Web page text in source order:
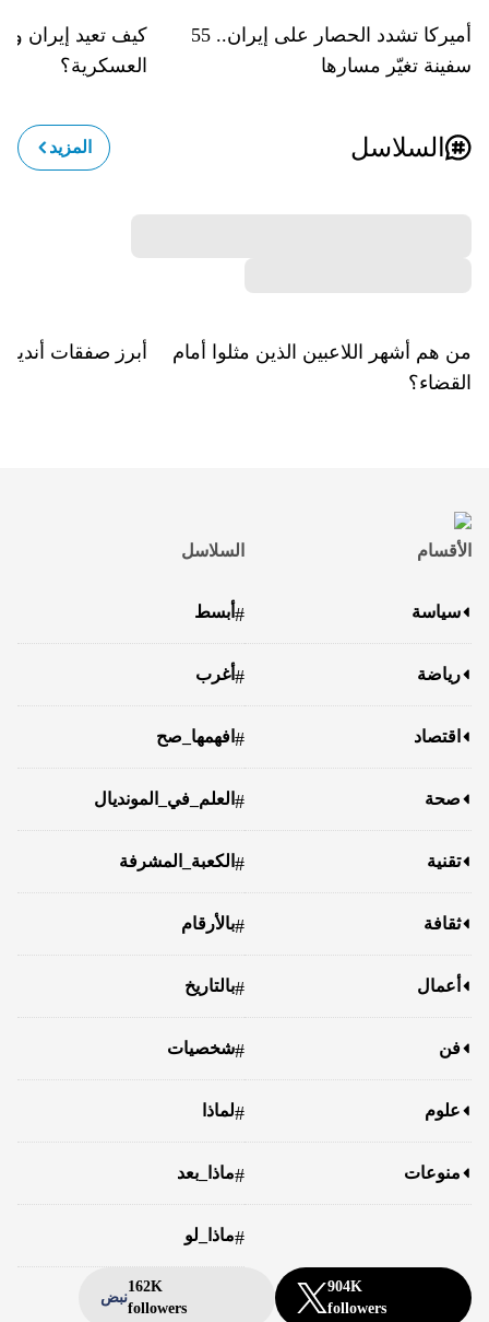
أميركا تشدد الحصار على إيران.. 55
سفينة تغيّر مسارها
كيف تعيد إيران
العسكرية؟
السلاسل المزيد
من هم أشهر اللاعبين الذين مثلوا أمام
القضاء؟
أبرز صفقات
الأقسام
سياسة
رياضة
اقتصاد
صحة
تقنية
ثقافة
أعمال
فن
علوم
منوعات
السلاسل
# أبسط
#أغرب
# افهمها_صح
# العلم_في_المونديال
# الكعبة_المشرفة
#بالأرقام
#بالتاريخ
#شخصيات
#لماذا
#ماذا_بعد
#ماذا_لو
904K
followers
162K
followers
نبض